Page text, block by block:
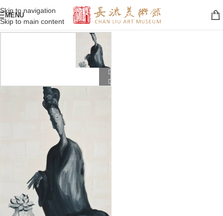
Skip to navigation
Skip to main content
MENU